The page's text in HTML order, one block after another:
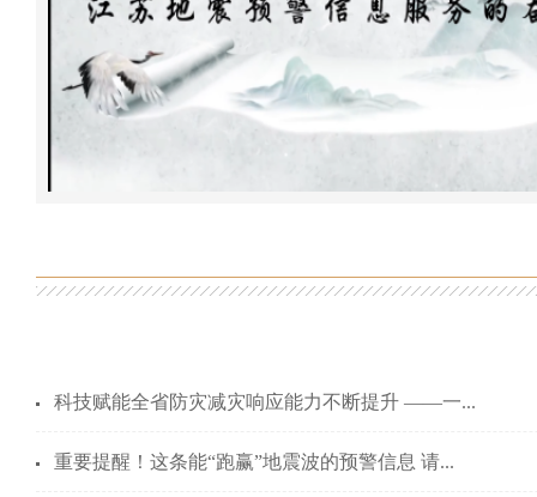
科技赋能全省防灾减灾响应能力不断提升 ——一...
重要提醒！这条能“跑赢”地震波的预警信息 请...